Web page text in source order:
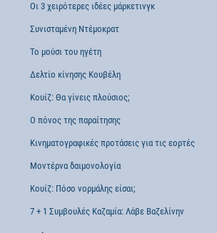
Οι 3 χειρότερες ιδέες μάρκετινγκ
Συνισταμένη Ντέμοκρατ
Το μούσι του ηγέτη
Δελτίο κίνησης Κουβέλη
Κουίζ: Θα γίνεις πλούσιος;
Ο πόνος της παραίτησης
Κινηματογραφικές προτάσεις για τις εορτές
Μοντέρνα δαιμονολογία
Κουίζ: Πόσο νορμάλης είσαι;
7 + 1 Συμβουλές Καζαμία: Λάβε Βαζελίνην